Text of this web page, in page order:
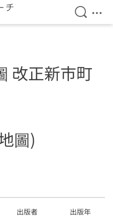
検索を
メ
改正新市町
圖)
出版者 出版年